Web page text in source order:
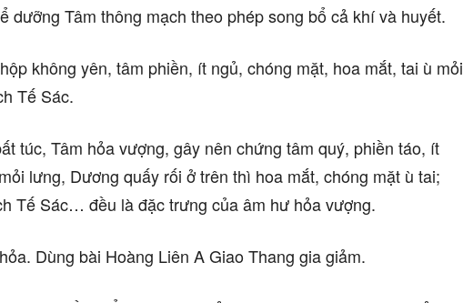
dưỡng Tâm thông mạch theo phép song bổ cả khí và huyết.
không yên, tâm phiền, ít ngủ, chóng mặt, hoa mắt, tai ù mỏi
Tế Sác.
túc, Tâm hỏa vượng, gây nên chứng tâm quý, phiền táo, ít
lưng, Dương quấy rối ở trên thì hoa mắt, chóng mặt ù tai;
Tế Sác… đều là đặc trưng của âm hư hỏa vượng.
Dùng bài Hoàng Liên A Giao Thang gia giảm.